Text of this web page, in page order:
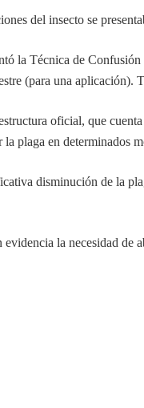
del insecto se
la Técnica de
(para una aplicación).
oficial, que
plaga en determinados
disminución de la
la necesidad